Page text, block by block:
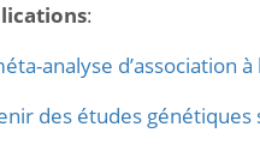
:
analyse d’association
des études